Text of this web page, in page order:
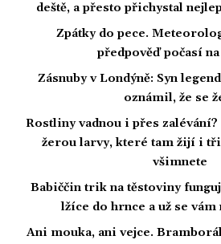
deště, a přesto přichystal
Zpátky do pece.
předpověď počasí
Zásnuby v Londýně: Syn
oznámil, že se
Rostliny vadnou i přes
žerou larvy, které tam žijí i
všimnete
Babiččin trik na těstoviny
lžíce do hrnce a už se
Ani mouka, ani vejce.